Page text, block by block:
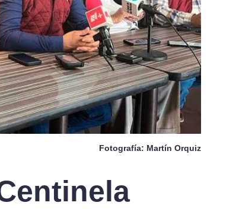
Fotografía: Martín Orquiz